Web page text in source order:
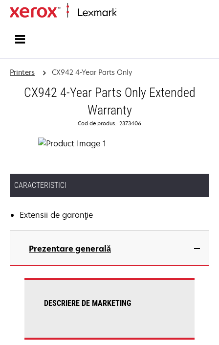
Printers CX942 4-Year Parts Only
CX942 4-Year Parts Only Extended
Warranty
Cod de produs.: 2373406
CARACTERISTICI
Extensii de garanţie
Prezentare generală
DESCRIERE DE MARKETING